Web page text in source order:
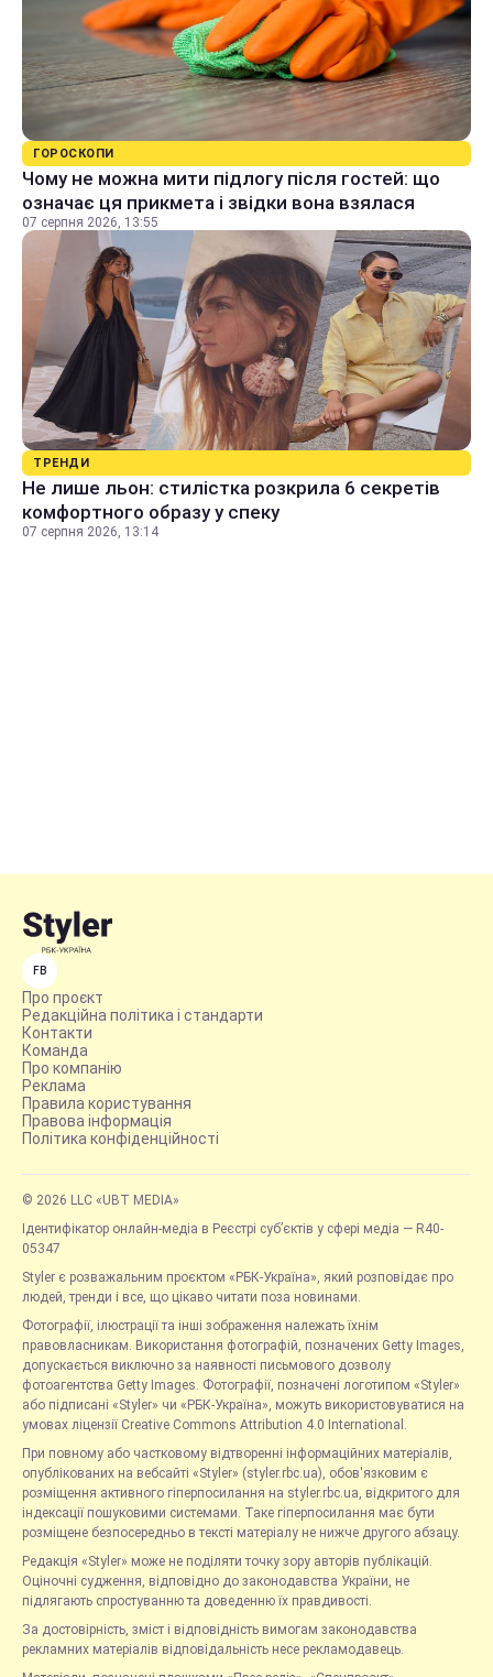
ГОРОСКОПИ
Чому не можна мити підлогу після гостей: що
означає ця прикмета і звідки вона взялася
07 серпня 2026, 13:55
ТРЕНДИ
Не лише льон: стилістка розкрила 6 секретів
комфортного образу у спеку
07 серпня 2026, 13:14
FB
Про проєкт
Редакційна політика і стандарти
Контакти
Команда
Про компанію
Реклама
Правила користування
Правова інформація
Політика конфіденційності
© 2026 LLC «UBT MEDIA»
Ідентифікатор онлайн-медіа в Реєстрі суб’єктів у сфері медіа — R40-
05347
Styler є розважальним проєктом «РБК-Україна», який розповідає про
людей, тренди і все, що цікаво читати поза новинами.
Фотографії, ілюстрації та інші зображення належать їхнім
правовласникам. Використання фотографій, позначених Getty Images,
допускається виключно за наявності письмового дозволу
фотоагентства Getty Images. Фотографії, позначені логотипом «Styler»
або підписані «Styler» чи «РБК-Україна», можуть використовуватися на
умовах ліцензії Creative Commons Attribution 4.0 International.
При повному або частковому відтворенні інформаційних матеріалів,
опублікованих на вебсайті «Styler» (styler.rbc.ua), обов'язковим є
розміщення активного гіперпосилання на styler.rbc.ua, відкритого для
індексації пошуковими системами. Таке гіперпосилання має бути
розміщене безпосередньо в тексті матеріалу не нижче другого абзацу.
Редакція «Styler» може не поділяти точку зору авторів публікацій.
Оціночні судження, відповідно до законодавства України, не
підлягають спростуванню та доведенню їх правдивості.
За достовірність, зміст і відповідність вимогам законодавства
рекламних матеріалів відповідальність несе рекламодавець.